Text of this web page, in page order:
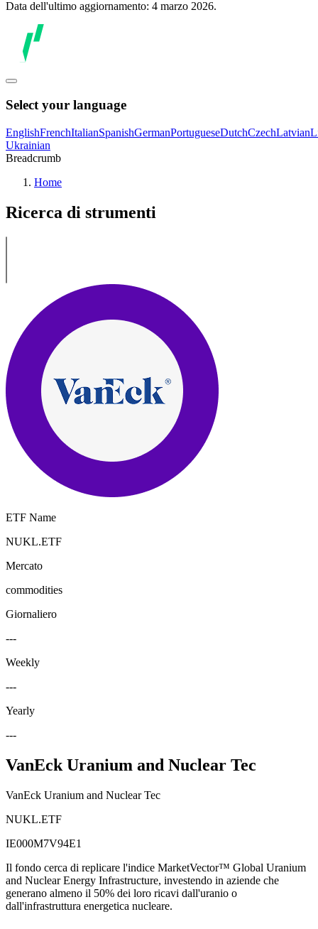
Data dell'ultimo aggiornamento: 4 marzo 2026.
Select your language
EnglishFrenchItalianSpanishGermanPortugueseDutchCzechLatvian
Ukrainian
Breadcrumb
Home
Ricerca di strumenti
ETF Name
NUKL.ETF
Mercato
commodities
Giornaliero
---
Weekly
---
Yearly
---
VanEck Uranium and Nuclear Tec
VanEck Uranium and Nuclear Tec
NUKL.ETF
IE000M7V94E1
Il fondo cerca di replicare l'indice MarketVector™ Global Uranium
and Nuclear Energy Infrastructure, investendo in aziende che
generano almeno il 50% dei loro ricavi dall'uranio o
dall'infrastruttura energetica nucleare.